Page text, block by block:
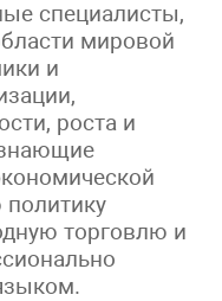
специалисты,
мировой
и
роста и
политику
торговлю и